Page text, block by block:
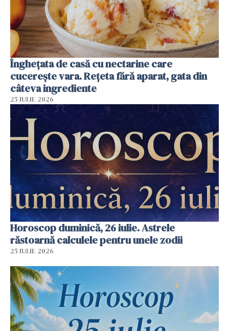
Înghețata de casă cu nectarine care
cucerește vara. Rețeta fără aparat, gata din
câteva ingrediente
25 IULIE 2026
Horoscop duminică, 26 iulie. Astrele
răstoarnă calculele pentru unele zodii
25 IULIE 2026